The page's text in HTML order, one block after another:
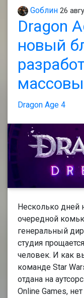
Gоблин 26
Dragon
новый
Dragon Age 4
Несколько дней
очередной
генеральный
студия
человек. И как
команде Star
отдана на
Online Games,